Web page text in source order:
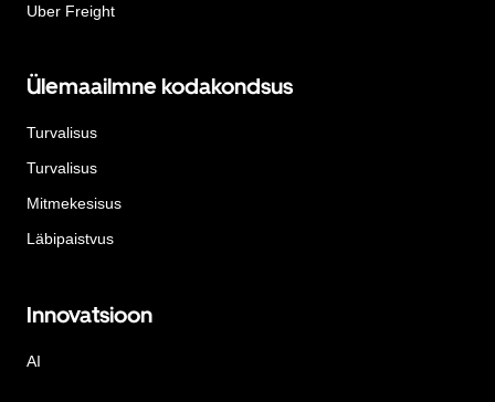
Uber Freight
Ülemaailmne kodakondsus
Turvalisus
Turvalisus
Mitmekesisus
Läbipaistvus
Innovatsioon
AI